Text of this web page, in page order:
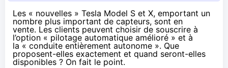
Les « nouvelles » Tesla Model S et X, emportant un
nombre plus important de capteurs, sont en
vente. Les clients peuvent choisir de souscrire à
l’option « pilotage automatique amélioré » et à
la « conduite entièrement autonome ». Que
proposent-elles exactement et quand seront-elles
disponibles ? On fait le point.